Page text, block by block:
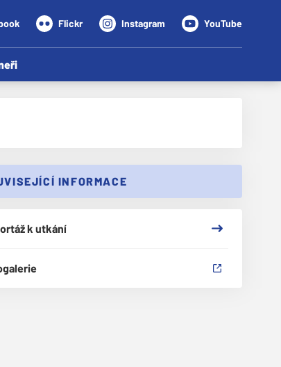
Flickr Instagram YouTube
INFORMACE
k utkání